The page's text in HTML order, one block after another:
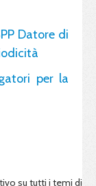
Datore di
per la
su tutti i temi di